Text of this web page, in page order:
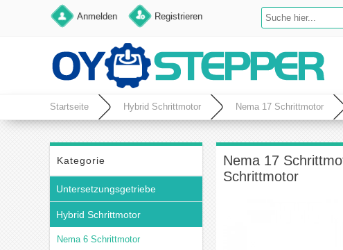
Anmelden Registrieren
Startseite Hybrid Schrittmotor Nema 17 Schrittmotor
Kategorie
Untersetzungsgetriebe
Hybrid Schrittmotor
Nema 6 Schrittmotor
Nema 17
Schrittmotor